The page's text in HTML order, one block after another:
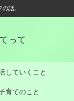
話。
って
していくこと
育てのこと